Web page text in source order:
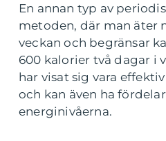
En annan typ av
metoden, där man äter
veckan och begränsar
600 kalorier två dagar i
har visat sig vara
och kan även ha
energinivåerna.